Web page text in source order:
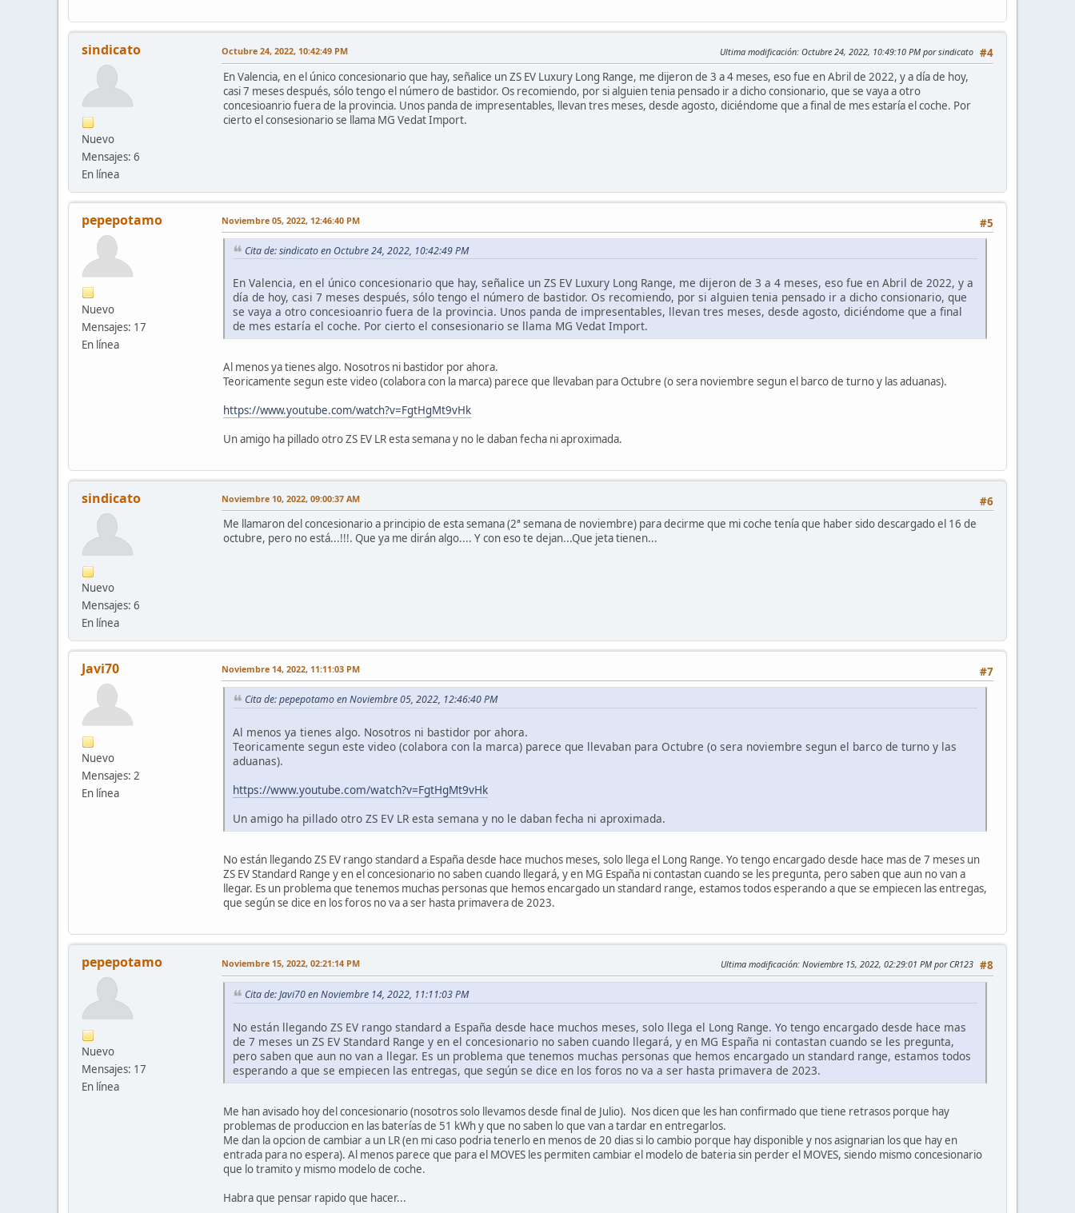
sindicato
Nuevo
Mensajes: 6
En línea
#4
Octubre 24, 2022, 10:42:49 PM Ultima modificación: Octubre 24, 2022, 10:49:10 PM por sindicato
En Valencia, en el único concesionario que hay, señalice un ZS EV Luxury Long Range, me dijeron de 3 a 4 meses, eso fue en Abril de 2022, y a día de hoy,
casi 7 meses después, sólo tengo el número de bastidor. Os recomiendo, por si alguien tenia pensado ir a dicho consionario, que se vaya a otro
concesioanrio fuera de la provincia. Unos panda de impresentables, llevan tres meses, desde agosto, diciéndome que a final de mes estaría el coche. Por
cierto el consesionario se llama MG Vedat Import.
pepepotamo
Nuevo
Mensajes: 17
En línea
#5
Noviembre 05, 2022, 12:46:40 PM
Cita de: sindicato en Octubre 24, 2022, 10:42:49 PM
En Valencia, en el único concesionario que hay, señalice un ZS EV Luxury Long Range, me dijeron de 3 a 4 meses, eso fue en Abril de 2022, y a
día de hoy, casi 7 meses después, sólo tengo el número de bastidor. Os recomiendo, por si alguien tenia pensado ir a dicho consionario, que
se vaya a otro concesioanrio fuera de la provincia. Unos panda de impresentables, llevan tres meses, desde agosto, diciéndome que a final
de mes estaría el coche. Por cierto el consesionario se llama MG Vedat Import.
Al menos ya tienes algo. Nosotros ni bastidor por ahora.
Teoricamente segun este video (colabora con la marca) parece que llevaban para Octubre (o sera noviembre segun el barco de turno y las aduanas).
https://www.youtube.com/watch?v=FgtHgMt9vHk
Un amigo ha pillado otro ZS EV LR esta semana y no le daban fecha ni aproximada.
sindicato
Nuevo
Mensajes: 6
En línea
#6
Noviembre 10, 2022, 09:00:37 AM
Me llamaron del concesionario a principio de esta semana (2ª semana de noviembre) para decirme que mi coche tenía que haber sido descargado el 16 de
octubre, pero no está...!!!. Que ya me dirán algo.... Y con eso te dejan...Que jeta tienen...
Javi70
Nuevo
Mensajes: 2
En línea
#7
Noviembre 14, 2022, 11:11:03 PM
Cita de: pepepotamo en Noviembre 05, 2022, 12:46:40 PM
Al menos ya tienes algo. Nosotros ni bastidor por ahora.
Teoricamente segun este video (colabora con la marca) parece que llevaban para Octubre (o sera noviembre segun el barco de turno y las
aduanas).
https://www.youtube.com/watch?v=FgtHgMt9vHk
Un amigo ha pillado otro ZS EV LR esta semana y no le daban fecha ni aproximada.
No están llegando ZS EV rango standard a España desde hace muchos meses, solo llega el Long Range. Yo tengo encargado desde hace mas de 7 meses un
ZS EV Standard Range y en el concesionario no saben cuando llegará, y en MG España ni contastan cuando se les pregunta, pero saben que aun no van a
llegar. Es un problema que tenemos muchas personas que hemos encargado un standard range, estamos todos esperando a que se empiecen las entregas,
que según se dice en los foros no va a ser hasta primavera de 2023.
pepepotamo
Nuevo
Mensajes: 17
En línea
#8
Noviembre 15, 2022, 02:21:14 PM Ultima modificación: Noviembre 15, 2022, 02:29:01 PM por CR123
Cita de: Javi70 en Noviembre 14, 2022, 11:11:03 PM
No están llegando ZS EV rango standard a España desde hace muchos meses, solo llega el Long Range. Yo tengo encargado desde hace mas
de 7 meses un ZS EV Standard Range y en el concesionario no saben cuando llegará, y en MG España ni contastan cuando se les pregunta,
pero saben que aun no van a llegar. Es un problema que tenemos muchas personas que hemos encargado un standard range, estamos todos
esperando a que se empiecen las entregas, que según se dice en los foros no va a ser hasta primavera de 2023.
Me han avisado hoy del concesionario (nosotros solo llevamos desde final de Julio). Nos dicen que les han confirmado que tiene retrasos porque hay
problemas de produccion en las baterías de 51 kWh y que no saben lo que van a tardar en entregarlos.
Me dan la opcion de cambiar a un LR (en mi caso podria tenerlo en menos de 20 dias si lo cambio porque hay disponible y nos asignarian los que hay en
entrada para no espera). Al menos parece que para el MOVES les permiten cambiar el modelo de bateria sin perder el MOVES, siendo mismo concesionario
que lo tramito y mismo modelo de coche.
Habra que pensar rapido que hacer...